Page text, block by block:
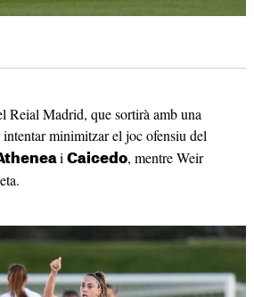
Reial Madrid, que sortirà amb una
minimitzar el joc ofensiu del
i Caicedo, mentre Weir